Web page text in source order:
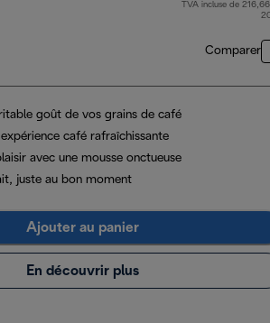
TVA incluse de
Comparer
goût de vos grains de café
café rafraîchissante
avec une mousse onctueuse
juste au bon moment
Ajouter au panier
En découvrir plus